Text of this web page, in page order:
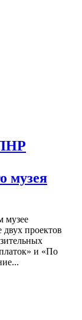
музея
музее
двух проектов
и «По